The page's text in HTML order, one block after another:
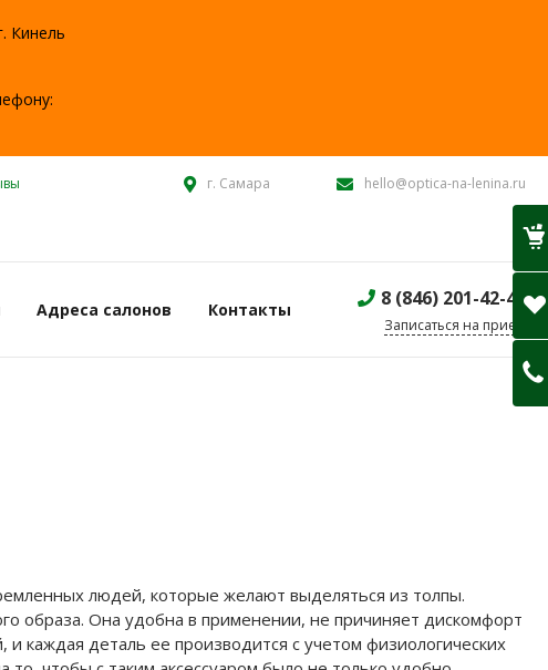
Кинель
г. Самара hello@optica-na-lenina.ru
Адреса салонов Контакты 8 (846) 201-42-40
Записаться на прием
людей, которые желают выделяться из толпы.
образа. Она удобна в применении, не причиняет дискомфорт
каждая деталь ее производится с учетом физиологических